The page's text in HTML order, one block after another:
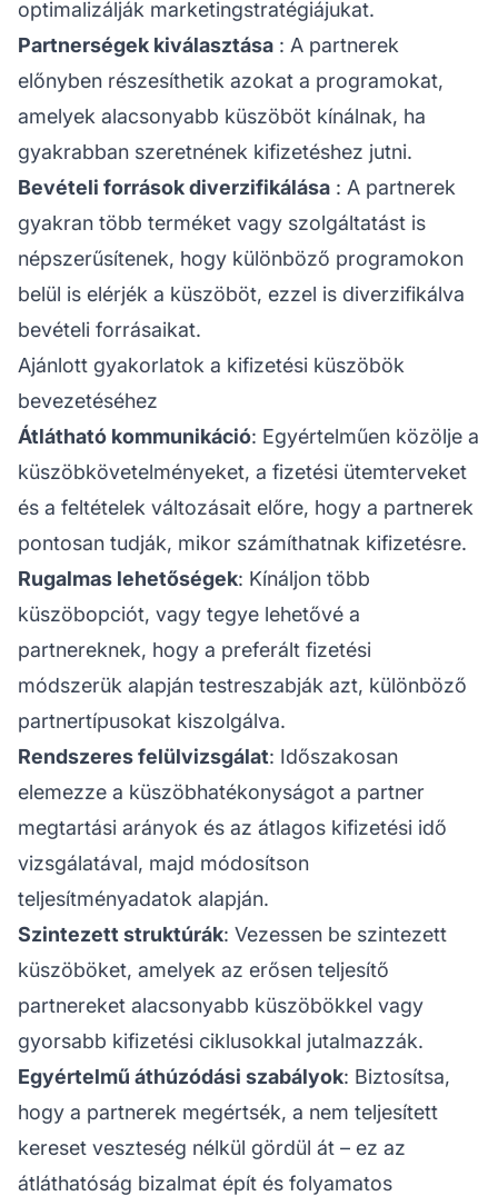
optimalizálják marketingstratégiájukat.
Partnerségek kiválasztása : A partnerek
előnyben részesíthetik azokat a programokat,
amelyek alacsonyabb küszöböt kínálnak, ha
gyakrabban szeretnének kifizetéshez jutni.
Bevételi források diverzifikálása : A partnerek
gyakran több terméket vagy szolgáltatást is
népszerűsítenek, hogy különböző programokon
belül is elérjék a küszöböt, ezzel is diverzifikálva
bevételi forrásaikat.
Ajánlott gyakorlatok a kifizetési küszöbök
bevezetéséhez
Átlátható kommunikáció: Egyértelműen közölje a
küszöbkövetelményeket, a fizetési ütemterveket
és a feltételek változásait előre, hogy a partnerek
pontosan tudják, mikor számíthatnak kifizetésre.
Rugalmas lehetőségek: Kínáljon több
küszöbopciót, vagy tegye lehetővé a
partnereknek, hogy a preferált fizetési
módszerük alapján testreszabják azt, különböző
partnertípusokat kiszolgálva.
Rendszeres felülvizsgálat: Időszakosan
elemezze a küszöbhatékonyságot a partner
megtartási arányok és az átlagos kifizetési idő
vizsgálatával, majd módosítson
teljesítményadatok alapján.
Szintezett struktúrák: Vezessen be szintezett
küszöböket, amelyek az erősen teljesítő
partnereket alacsonyabb küszöbökkel vagy
gyorsabb kifizetési ciklusokkal jutalmazzák.
Egyértelmű áthúzódási szabályok: Biztosítsa,
hogy a partnerek megértsék, a nem teljesített
kereset veszteség nélkül gördül át – ez az
átláthatóság bizalmat épít és folyamatos